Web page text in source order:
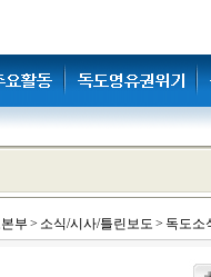
부 > 소식/시사/틀린보도 > 독도소